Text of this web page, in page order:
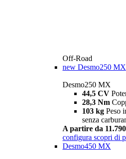
Off-Road
new Desmo250 MX
Desmo250 MX
44,5 CV
28,3 Nm
103 kg Peso
senza
A partire da
configura scopri di
Desmo450 MX